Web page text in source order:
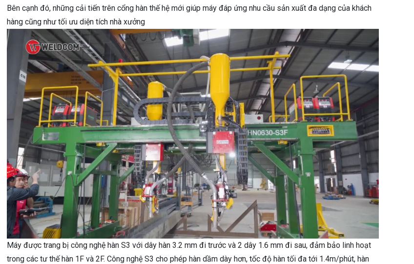
Bên cạnh đó, những cải tiến trên cổng hàn thế hệ mới giúp máy đáp ứng nhu cầu sản xuất đa dạng của khách
hàng cũng như tối ưu diện tích nhà xưởng
Máy được trang bị công nghệ hàn S3 với dây hàn 3.2 mm đi trước và 2 dây 1.6 mm đi sau, đảm bảo linh hoạt
trong các tư thế hàn 1F và 2F. Công nghệ S3 cho phép hàn dầm dày hơn, tốc độ hàn tối đa tới 1.4m/phút, hàn